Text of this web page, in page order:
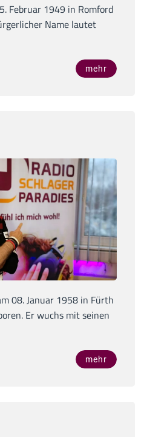
Februar 1949 in Romford
Name lautet
mehr
08. Januar 1958 in Fürth
Er wuchs mit seinen
mehr